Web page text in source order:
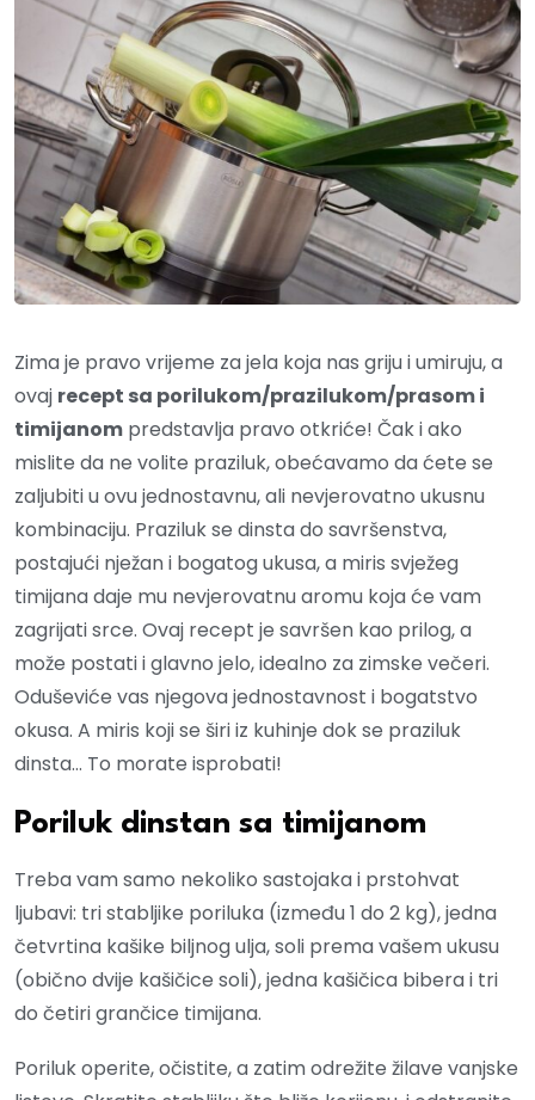
Zima je pravo vrijeme za jela koja nas griju i umiruju, a
ovaj recept sa porilukom/prazilukom/prasom i
timijanom predstavlja pravo otkriće! Čak i ako
mislite da ne volite praziluk, obećavamo da ćete se
zaljubiti u ovu jednostavnu, ali nevjerovatno ukusnu
kombinaciju. Praziluk se dinsta do savršenstva,
postajući nježan i bogatog ukusa, a miris svježeg
timijana daje mu nevjerovatnu aromu koja će vam
zagrijati srce. Ovaj recept je savršen kao prilog, a
može postati i glavno jelo, idealno za zimske večeri.
Oduševiće vas njegova jednostavnost i bogatstvo
okusa. A miris koji se širi iz kuhinje dok se praziluk
dinsta… To morate isprobati!
Poriluk dinstan sa timijanom
Treba vam samo nekoliko sastojaka i prstohvat
ljubavi: tri stabljike poriluka (između 1 do 2 kg), jedna
četvrtina kašike biljnog ulja, soli prema vašem ukusu
(obično dvije kašičice soli), jedna kašičica bibera i tri
do četiri grančice timijana.
Poriluk operite, očistite, a zatim odrežite žilave vanjske